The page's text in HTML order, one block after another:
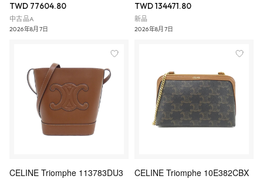
TWD 77604.80
中古品A
2026年8月7日
TWD 134471.80
新品
2026年8月7日
CELINE Triomphe 113783DU3
CELINE Triomphe 10E382CBX